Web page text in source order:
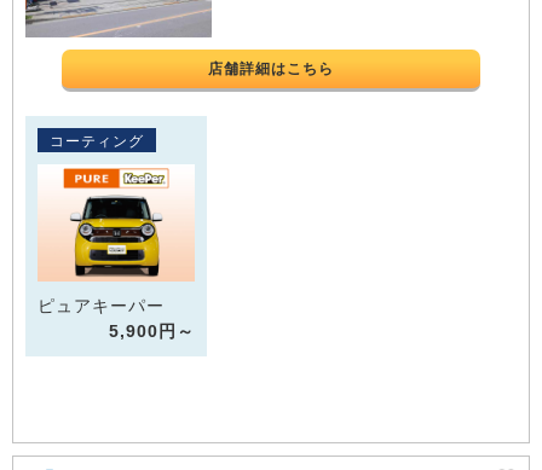
店舗詳細はこちら
コーティング
ピュアキーパー
5,900円～